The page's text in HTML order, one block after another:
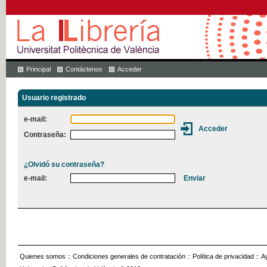
Principal Contáctenos Acceder
Usuario registrado
e-mail:
Contraseña:
¿Olvidó su contraseña?
e-mail:
Quienes somos :: Condiciones generales de contratación :: Política de privacidad ::